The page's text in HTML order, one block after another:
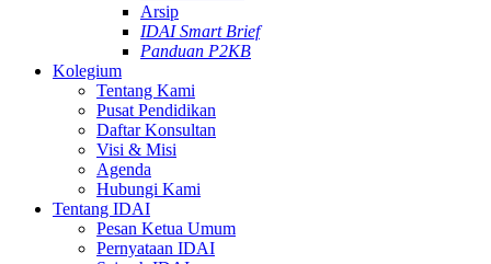
Arsip
IDAI Smart Brief
Panduan P2KB
Kolegium
Tentang Kami
Pusat Pendidikan
Daftar Konsultan
Visi & Misi
Agenda
Hubungi Kami
Tentang IDAI
Pesan Ketua Umum
Pernyataan IDAI